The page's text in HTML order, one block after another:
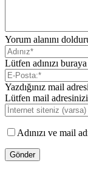
Yorum alanını
Lütfen adınızı buraya
Yazdığınız mail
Lütfen mail
Adınızı ve mail